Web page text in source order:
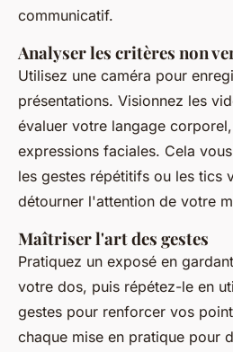
communicatif.
Analyser les critères non
Utilisez une caméra pour
présentations. Visionnez les
évaluer votre langage
expressions faciales. Cela
les gestes répétitifs ou les tics
détourner l'attention de votre
Maîtriser l'art des gestes
Pratiquez un exposé en
votre dos, puis répétez-le en
gestes pour renforcer vos
chaque mise en pratique pour